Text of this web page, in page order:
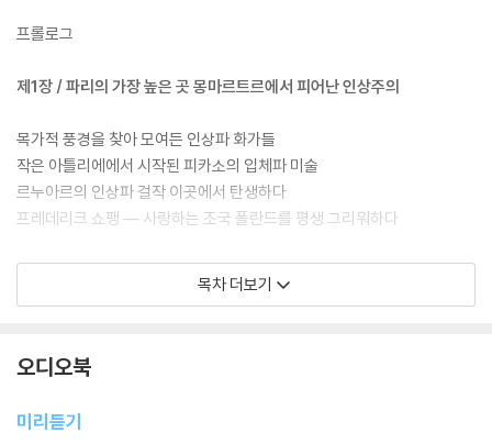
프롤로그
제1장 / 파리의 가장 높은 곳 몽마르트르에서 피어난 인상주의
목가적 풍경을 찾아 모여든 인상파 화가들
작은 아틀리에에서 시작된 피카소의 입체파 미술
르누아르의 인상파 걸작 이곳에서 탄생하다
프레데리크 쇼팽 ― 사랑하는 조국 폴란드를 평생 그리워하다
제2장 / 걷는 사람만이 온전히 감상할 수 있는 야외 예술 작품들
이 여성은 무슨 생각을 하고 있을까?
피카소가 사랑한 연인 도라 마르
목차 더보기
오디오북
미리듣기